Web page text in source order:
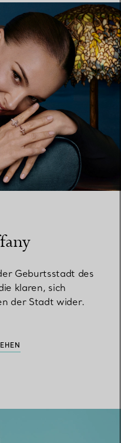
Geburtsstadt des
klaren, sich
der Stadt wider.